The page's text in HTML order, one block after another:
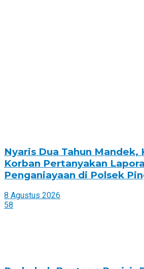
Nyaris Dua Tahun Mandek,
Korban Pertanyakan
Penganiayaan di Polsek
8 Agustus 2026
58